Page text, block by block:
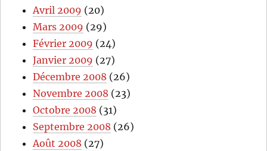
Avril 2009 (20)
Mars 2009 (29)
Février 2009 (24)
Janvier 2009 (27)
Décembre 2008 (26)
Novembre 2008 (23)
Octobre 2008 (31)
Septembre 2008 (26)
Août 2008 (27)